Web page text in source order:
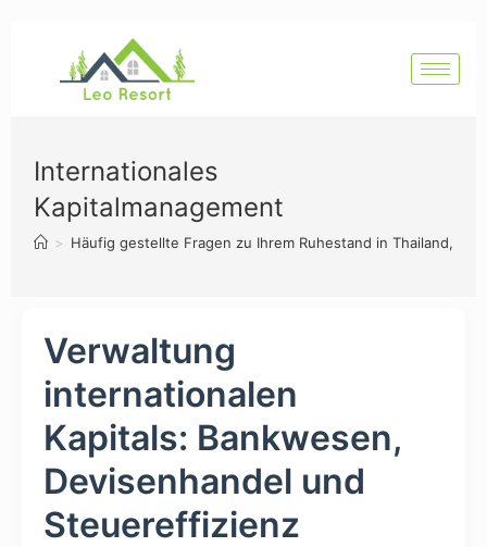
Internationales
Kapitalmanagement
> Häufig gestellte Fragen zu Ihrem Ruhestand in Thailand,
Verwaltung
internationalen
Kapitals: Bankwesen,
Devisenhandel und
Steuereffizienz